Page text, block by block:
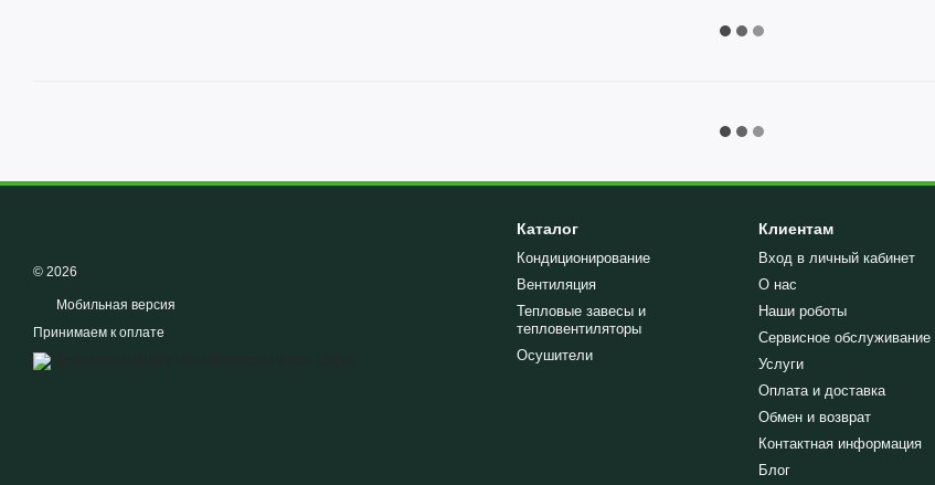
© 2026
Мобильная версия
Принимаем к оплате
Каталог
Кондиционирование
Вентиляция
Тепловые завесы и
тепловентиляторы
Осушители
Клиентам
Вход в личный кабинет
О нас
Наши роботы
Сервисное обслуживание
Услуги
Оплата и доставка
Обмен и возврат
Контактная информация
Блог